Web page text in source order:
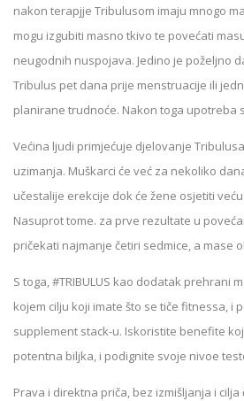
nakon terapjje Tribulusom imaju mnogo
mogu izgubiti masno tkivo te povećati
neugodnih nuspojava. Jedino je poželjno
Tribulus pet dana prije menstruacije ili
planirane trudnoće. Nakon toga upotreba
Većina ljudi primjećuje djelovanje
uzimanja. Muškarci će već za nekoliko
učestalije erekcije dok će žene osjetiti
Nasuprot tome. za prve rezultate u
pričekati najmanje četiri sedmice, a mase
S toga, #TRIBULUS kao dodatak prehrani
kojem cilju koji imate što se tiče fitnessa, i
supplement stack-u. Iskoristite benefite
potentna biljka, i podignite svoje nivoe
Prava i direktna priča, bez izmišljanja i cilja